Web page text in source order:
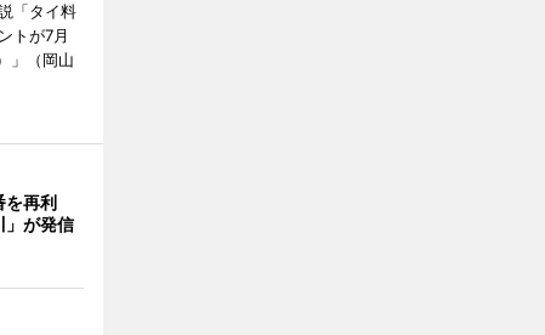
「タイ料
トが7月
」（岡山
を再利
が発信